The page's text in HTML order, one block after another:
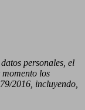
personales, el
los
2016, incluyendo,